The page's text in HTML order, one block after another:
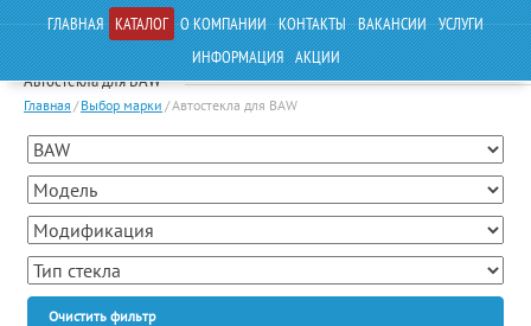
ГЛАВНАЯ КАТАЛОГ О КОМПАНИИ КОНТАКТЫ ВАКАНСИИ УСЛУГИ
ИНФОРМАЦИЯ АКЦИИ
Автостекла для BAW
Главная / Выбор марки /Автостекла для BAW
Очистить фильтр